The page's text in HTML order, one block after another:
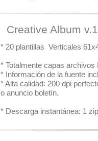
Creative Album
* 20 plantillas  Verticales
* Totalmente capas
* Información de la fuente
* Alta calidad: 200 dpi
o anuncio boletín.
* Descarga instantánea: 1